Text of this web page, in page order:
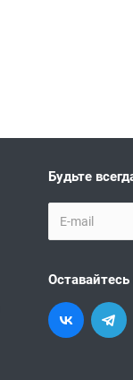
Будьте
Оставайтесь